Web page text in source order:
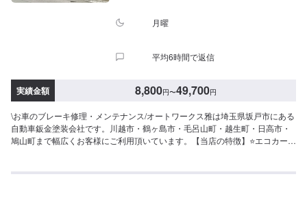
月曜
平均6時間で返信
実績金額 8,800円〜49,700円
\お車のブレーキ修理・メンテナンス/オートワークス雅は埼玉県坂戸市にある
自動車鈑金塗装会社です。川越市・鶴ヶ島市・毛呂山町・越生町・日高市・
鳩山町まで幅広くお客様にご利用頂いています。【当店の特徴】⭐️エコカー・
検・点検・ドレスアップ・保険・販売まで、お車のことなら何でも当社にお